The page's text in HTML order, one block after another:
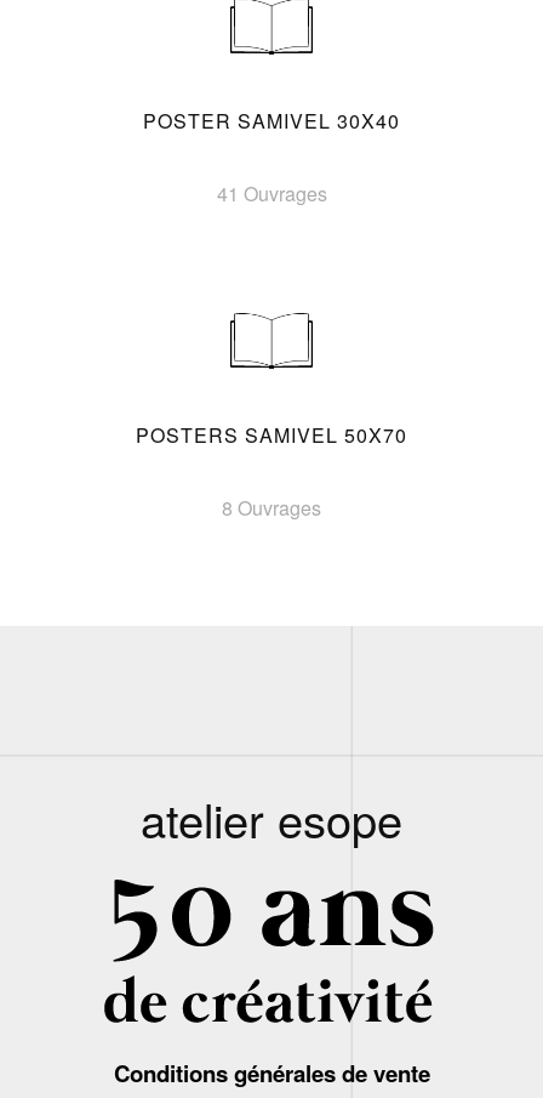
POSTER SAMIVEL 30X40
41 Ouvrages
POSTERS SAMIVEL 50X70
8 Ouvrages
atelier esope
Conditions générales de vente